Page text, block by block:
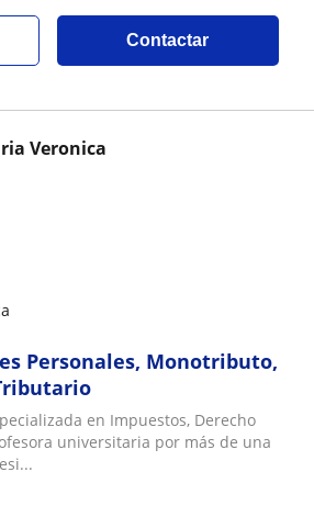
Contactar
Veronica
Personales, Monotributo,
en Impuestos, Derecho
universitaria por más de una